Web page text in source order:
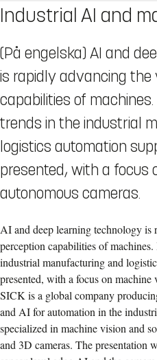
Industrial AI and
(På engelska) AI and
is rapidly advancing the
capabilities of
trends in the industrial
logistics automation
presented, with a focus
autonomous cameras.
AI and deep learning technology is
perception capabilities of
industrial manufacturing and
presented, with a focus on machine
SICK is a global company
and AI for automation in the
specialized in machine vision and
and 3D cameras. The presentation